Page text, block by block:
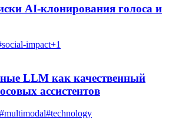
AI-клонирования голоса и
social-impact+1
LLM как качественный
ассистентов
#multimodal#technology